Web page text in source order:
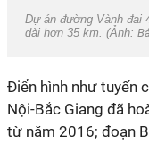
Dự án đường Vành đai
dài hơn 35 km. (Ảnh:
Điển hình như tuyến
Nội-Bắc Giang đã
từ năm 2016; đoạn